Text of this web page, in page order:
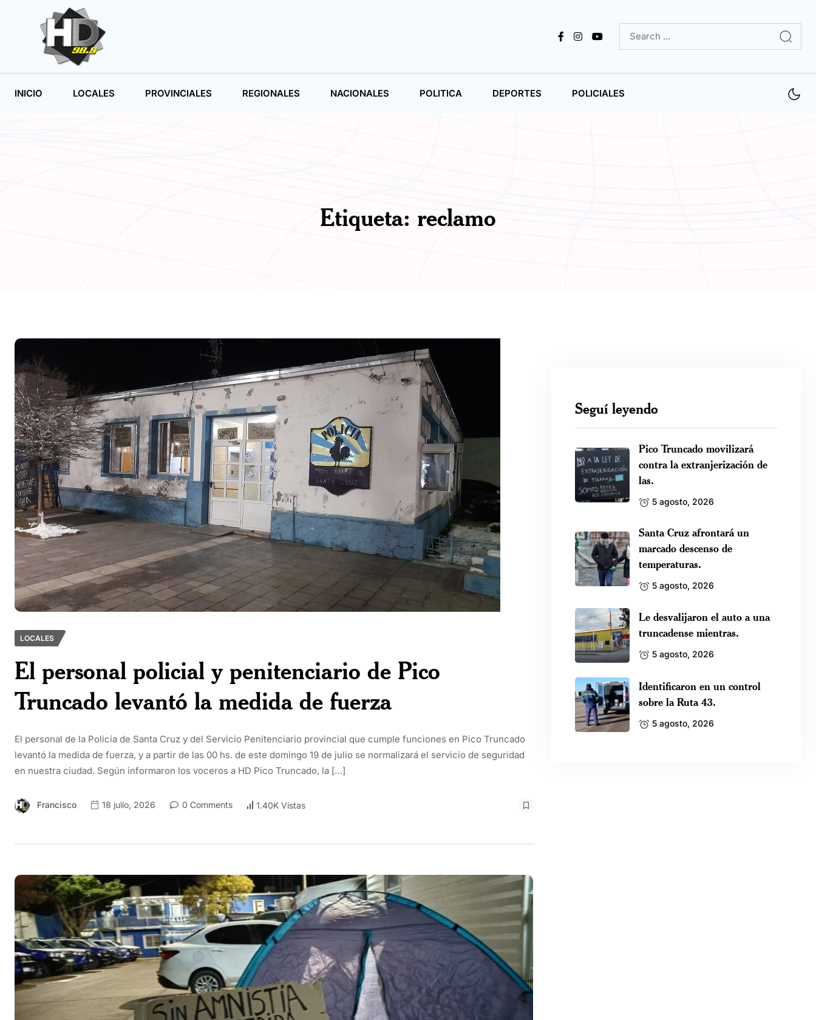
INICIO LOCALES PROVINCIALES REGIONALES NACIONALES POLITICA DEPORTES POLICIALES
Etiqueta: reclamo
LOCALES
El personal policial y penitenciario de Pico
Truncado levantó la medida de fuerza
El personal de la Policía de Santa Cruz y del Servicio Penitenciario provincial que cumple funciones en Pico Truncado
levantó la medida de fuerza, y a partir de las 00 hs. de este domingo 19 de julio se normalizará el servicio de seguridad
en nuestra ciudad. Según informaron los voceros a HD Pico Truncado, la […]
Francisco 18 julio, 2026 0 Comments 1.40K Vistas
Seguí leyendo
Pico Truncado movilizará
contra la extranjerización de
las.
5 agosto, 2026
Santa Cruz afrontará un
marcado descenso de
temperaturas.
5 agosto, 2026
Le desvalijaron el auto a una
truncadense mientras.
5 agosto, 2026
Identificaron en un control
sobre la Ruta 43.
5 agosto, 2026